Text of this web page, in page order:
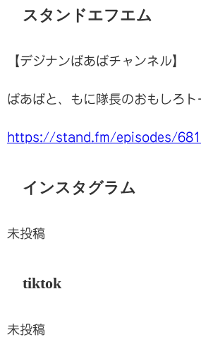
スタンドエフエム
【デジナンばあばチャンネル】
ばあばと、もに隊長のおもしろト
https://stand.fm/episodes/
インスタグラム
未投稿
tiktok
未投稿